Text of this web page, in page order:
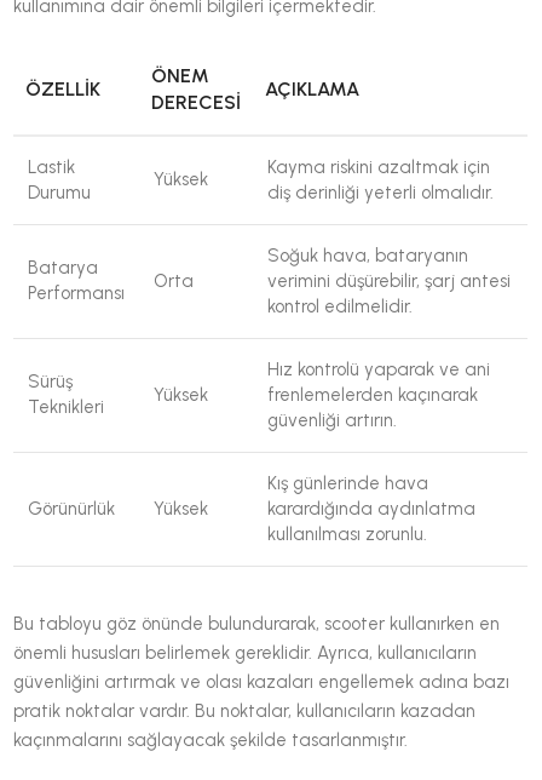
kullanımına dair önemli bilgileri içermektedir.
ÖZELLIK
ÖNEM
DERECESI
AÇIKLAMA
Lastik
Durumu
Yüksek
Kayma riskini azaltmak için
diş derinliği yeterli olmalıdır.
Batarya
Performansı
Orta
Soğuk hava, bataryanın
verimini düşürebilir, şarj antesi
kontrol edilmelidir.
Sürüş
Teknikleri
Yüksek
Hız kontrolü yaparak ve ani
frenlemelerden kaçınarak
güvenliği artırın.
Görünürlük Yüksek
Kış günlerinde hava
karardığında aydınlatma
kullanılması zorunlu.
Bu tabloyu göz önünde bulundurarak, scooter kullanırken en
önemli hususları belirlemek gereklidir. Ayrıca, kullanıcıların
güvenliğini artırmak ve olası kazaları engellemek adına bazı
pratik noktalar vardır. Bu noktalar, kullanıcıların kazadan
kaçınmalarını sağlayacak şekilde tasarlanmıştır.